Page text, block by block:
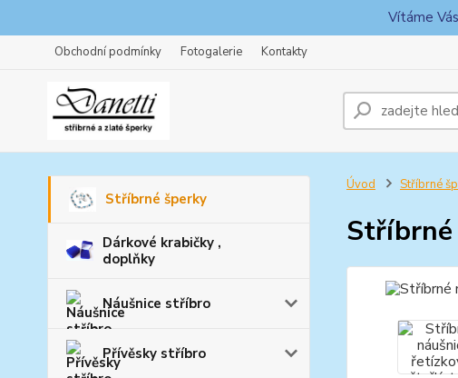
Vítáme
Obchodní podmínky Fotogalerie Kontakty
Stříbrné šperky
Dárkové krabičky ,
doplňky
Náušnice stříbro
Přívěsky stříbro
Úvod Stříbrné
Stříbrné